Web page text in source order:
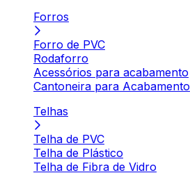
Forros
Forro de PVC
Rodaforro
Acessórios para acabamento
Cantoneira para Acabamento
Telhas
Telha de PVC
Telha de Plástico
Telha de Fibra de Vidro